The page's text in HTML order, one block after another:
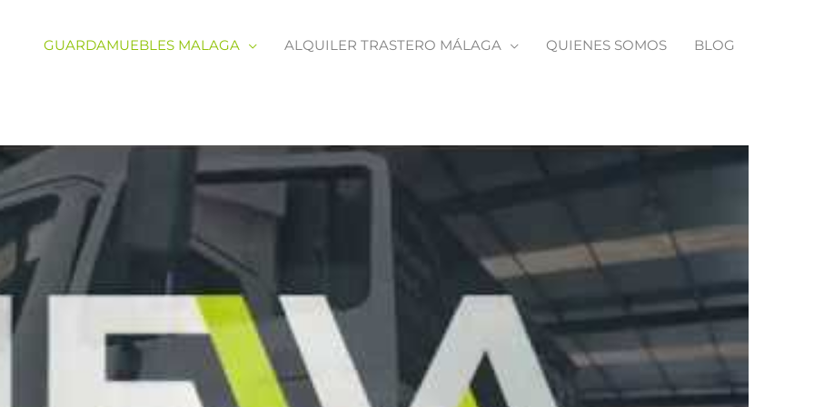
GUARDAMUEBLES MALAGA ALQUILER TRASTERO MÁLAGA QUIENES SOMOS BLOG